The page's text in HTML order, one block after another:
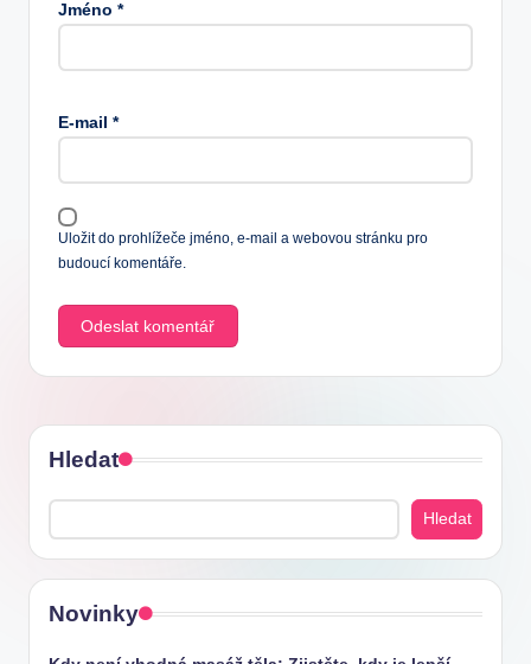
Jméno *
E-mail *
Uložit do prohlížeče jméno, e-mail a webovou stránku pro
budoucí komentáře.
Hledat
Hledat
Novinky